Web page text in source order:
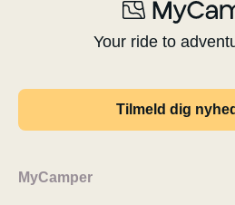
Your ride to
Tilmeld dig
MyCamper